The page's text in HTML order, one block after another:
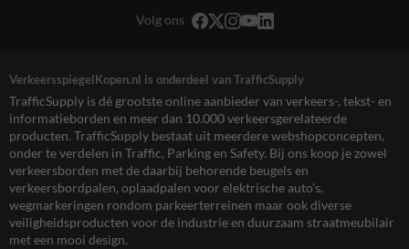
Volg ons
VerkeersspiegelKopen.nl is onderdeel van TrafficSupply
TrafficSupply is dé grootste online aanbieder van verkeers-, tekst- en
informatieborden en meer dan 10.000 verkeersgerelateerde
producten. TrafficSupply bestaat uit meerdere webshopconcepten,
onder te verdelen in Traffic, Parking en Safety. Bij ons koop je zowel
verkeersborden met de daarbij behorende beugels en
verkeersbordpalen, oplaadpalen voor elektrische auto’s,
wegmarkeringen rondom parkeerterreinen maar ook diverse
veiligheidsproducten voor de industrie en duurzaam straatmeubilair
met een mooi design.